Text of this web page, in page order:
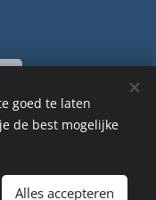
Cookies
goed te laten
de best mogelijke
Alles accepteren